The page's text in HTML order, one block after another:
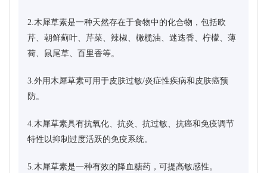
2.木犀草素是一种天然存在于食物中的化合物，包括欧
芹、朝鲜蓟叶、芹菜、辣椒、橄榄油、迷迭香、柠檬、薄
荷、鼠尾草、百里香等。
3.外用木犀草素可用于皮肤过敏/炎症性疾病和皮肤癌预
防。
4.木犀草素具有抗氧化、抗炎、抗过敏、抗癌和免疫调节
特性以抑制过度活跃的免疫系统。
5.木犀草素是一种有效的降血糖药，可提高敏感性。